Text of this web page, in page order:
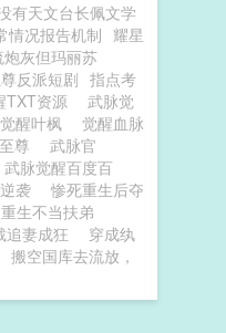
有天文台长佩文学
情况报告机制 耀星
炮灰但玛丽苏
反派短剧 指点考
TXT资源
武脉觉
醒叶枫
觉醒血脉
尊
武脉官
武脉觉醒百度百
袭
惨死重生后夺
生不当扶弟
追妻成狂
穿成纨
搬空国库去流放，